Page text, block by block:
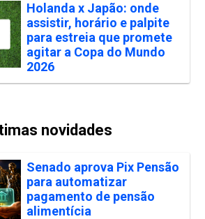
Holanda x Japão: onde
assistir, horário e palpite
para estreia que promete
agitar a Copa do Mundo
2026
novidades
Senado aprova Pix Pensão
para automatizar
pagamento de pensão
alimentícia